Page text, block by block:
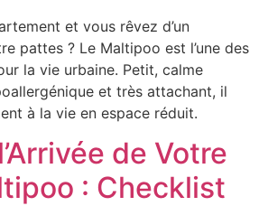
et vous rêvez d’un
pattes ? Le Maltipoo est l’une des
la vie urbaine. Petit, calme
et très attachant, il
à la vie en espace réduit.
de Votre
: Checklist